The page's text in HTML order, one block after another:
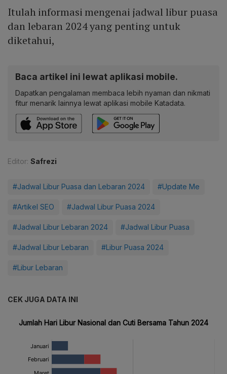
Itulah informasi mengenai jadwal libur puasa
dan lebaran 2024 yang penting untuk
diketahui,
Baca artikel ini lewat aplikasi mobile.
Dapatkan pengalaman membaca lebih nyaman dan nikmati
fitur menarik lainnya lewat aplikasi mobile Katadata.
Editor: Safrezi
#Jadwal Libur Puasa dan Lebaran 2024 #Update Me
#Artikel SEO #Jadwal Libur Puasa 2024
#Jadwal Libur Lebaran 2024 #Jadwal Libur Puasa
#Jadwal Libur Lebaran #Libur Puasa 2024
#Libur Lebaran
CEK JUGA DATA INI